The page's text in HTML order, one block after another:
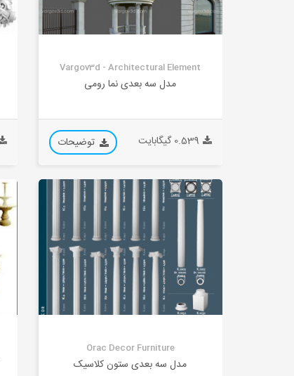
Vargov3d - Architectural Element
مدل سه بعدی نما رومی
0.539 گیگابایت توضیحات
Orac Decor Furniture
مدل سه بعدی ستون کلاسیک